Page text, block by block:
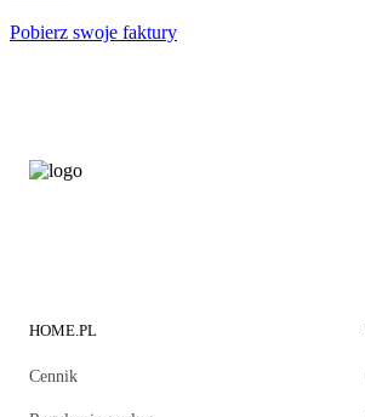
Pobierz swoje faktury
HOME.PL
Cennik